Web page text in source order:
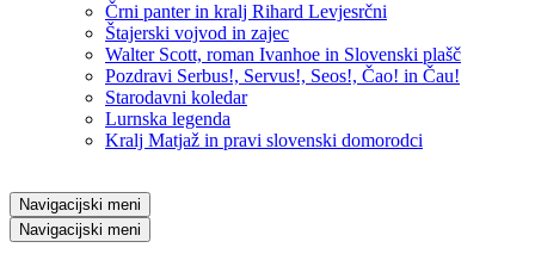
Črni panter in kralj Rihard Levjesrčni
Štajerski vojvod in zajec
Walter Scott, roman Ivanhoe in Slovenski plašč
Pozdravi Serbus!, Servus!, Seos!, Čao! in Čau!
Starodavni koledar
Lurnska legenda
Kralj Matjaž in pravi slovenski domorodci
Navigacijski meni
Navigacijski meni